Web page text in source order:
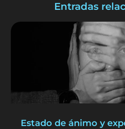
Entradas
Estado de ánimo y